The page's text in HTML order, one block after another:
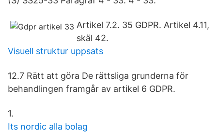
Artikel 7.2. 35 GDPR. Artikel 4.11,
skäl 42.
Visuell struktur uppsats
12.7 Rätt att göra De rättsliga grunderna för
behandlingen framgår av artikel 6 GDPR.
1.
Its nordic alla bolag